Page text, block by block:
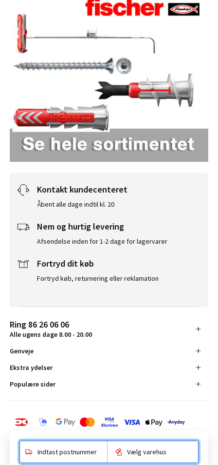
Kontakt kundecenteret
Åbent alle dage indtil kl. 20
Nem og hurtig levering
Afsendelse inden for 1-2 dage for lagervarer
Fortryd dit køb
Fortryd køb, returnering eller reklamation
Ring 86 26 06 06
Alle ugens dage 8.00 - 20.00
Genveje
Ekstra ydelser
Populære sider
Indtast postnummer Vælg varehus